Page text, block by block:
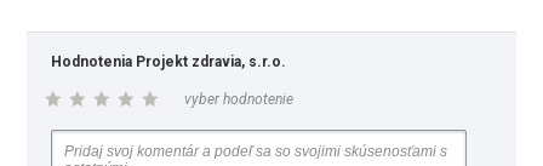
Hodnotenia Projekt zdravia, s.r.o.
vyber hodnotenie